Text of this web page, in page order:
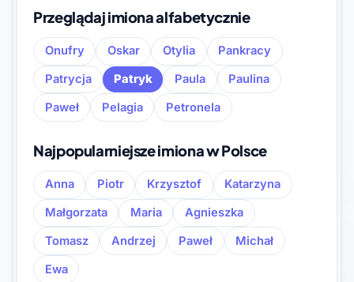
Przeglądaj imiona alfabetycznie
Onufry Oskar Otylia
Pankracy
Patrycja
Patryk Paula
Paulina
Paweł
Pelagia Petronela
Najpopularniejsze imiona w Polsce
Anna Piotr Krzysztof
Katarzyna
Małgorzata
Maria
Agnieszka
Tomasz
Andrzej Paweł
Michał
Ewa